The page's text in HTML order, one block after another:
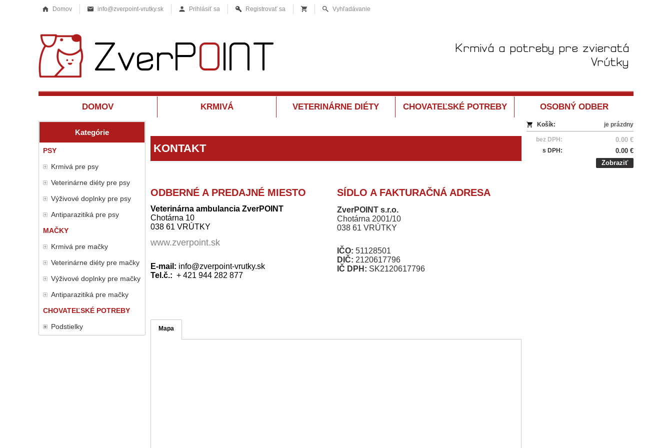
Domov info@zverpoint-vrutky.sk Prihlásiť sa Registrovať sa Vyhľadávanie
DOMOV KRMIVÁ VETERINÁRNE DIÉTY CHOVATEĽSKÉ POTREBY OSOBNÝ ODBER
Kategórie
PSY
Krmivá pre psy
Veterinárne diéty pre psy
Výživové doplnky pre psy
Antiparazitiká pre psy
MAČKY
Krmivá pre mačky
Veterinárne diéty pre mačky
Výživové doplnky pre mačky
Antiparazitiká pre mačky
CHOVATEĽSKÉ POTREBY
Podstielky
Košík: je prázdny
bez DPH: 0.00 €
s DPH:
0.00 €
Zobraziť
KONTAKT
ODBERNÉ A PREDAJNÉ MIESTO SÍDLO A FAKTURAČNÁ ADRESA
Veterinárna ambulancia ZverPOINT
Chotárna 10
038 61 VRÚTKY
www.zverpoint.sk
E-mail: info@zverpoint-vrutky.sk
Tel.č.: + 421 944 282 877
ZverPOINT s.r.o.
Chotárna 2001/10
038 61 VRÚTKY
IČO: 51128501
DIČ: 2120617796
IČ DPH: SK2120617796
Mapa